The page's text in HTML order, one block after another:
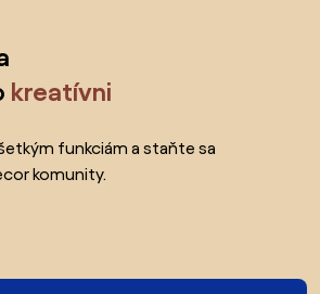
kreatívni
funkciám a staňte sa
komunity.